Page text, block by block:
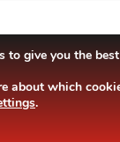
to give you the
about which
.